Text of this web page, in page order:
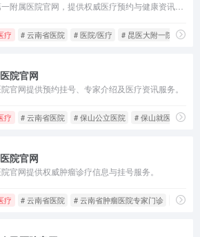
疗 # 云南省医院 # 医院/医疗 # 昆医大附一院预约挂
院官网
官网提供预约挂号、专家介绍及医疗资讯服务。
疗 # 云南省医院 # 保山公立医院 # 保山就医
院官网
官网提供权威肿瘤诊疗信息与挂号服务。
疗 # 云南省医院 # 云南省肿瘤医院专家门诊 # 云南